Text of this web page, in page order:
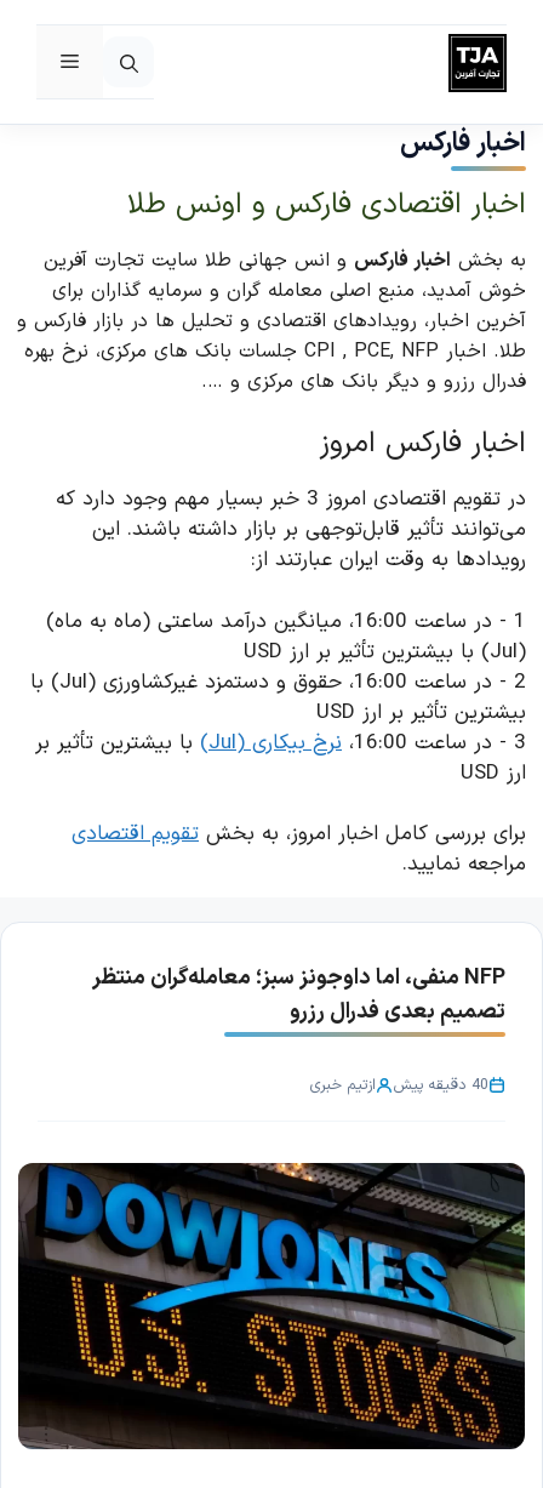
پرش
به
محتوا
فهرست
اخبار فارکس
اخبار اقتصادی فارکس و اونس طلا
به بخش اخبار فارکس و انس جهانی طلا سایت تجارت آفرین
خوش آمدید، منبع اصلی معامله گران و سرمایه گذاران برای
آخرین اخبار، رویدادهای اقتصادی و تحلیل ها در بازار فارکس و
طلا. اخبار CPI , PCE, NFP جلسات بانک های مرکزی، نرخ بهره
فدرال رزرو و دیگر بانک های مرکزی و ….
اخبار فارکس امروز
در تقویم اقتصادی امروز 3 خبر بسیار مهم وجود دارد که
می‌توانند تأثیر قابل‌توجهی بر بازار داشته باشند. این
رویدادها به وقت ایران عبارتند از:
1 - در ساعت 16:00، میانگین درآمد ساعتی (ماه به ماه)
(Jul) با بیشترین تأثیر بر ارز USD
2 - در ساعت 16:00، حقوق و دستمزد غیرکشاورزی (Jul) با
بیشترین تأثیر بر ارز USD
3 - در ساعت 16:00،
نرخ بیکاری (Jul)
با بیشترین تأثیر بر
ارز USD
برای بررسی کامل اخبار امروز، به بخش تقویم اقتصادی
مراجعه نمایید.
NFP منفی، اما داوجونز سبز؛ معامله‌گران منتظر
تصمیم بعدی فدرال رزرو
40 دقیقه پیش ازتیم خبری